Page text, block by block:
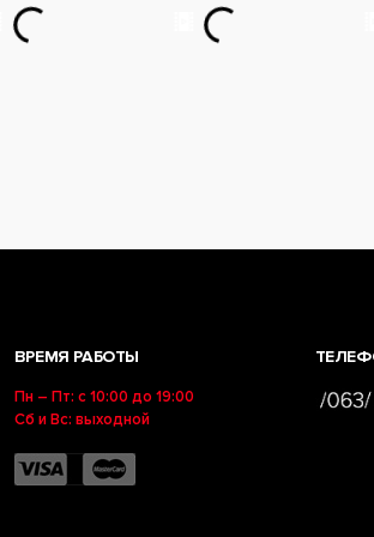
ВРЕМЯ РАБОТЫ
Пн – Пт: с 10:00 до 19:00
Сб и Вс: выходной